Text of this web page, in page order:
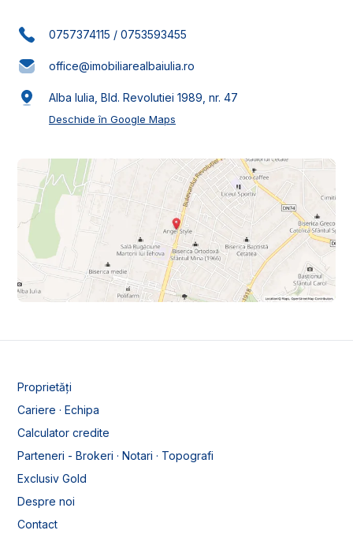
0757374115 / 0753593455
office@imobiliarealbaiulia.ro
Alba Iulia, Bld. Revolutiei 1989, nr. 47
Deschide în Google Maps
Proprietăți
Cariere · Echipa
Calculator credite
Parteneri - Brokeri · Notari · Topografi
Exclusiv Gold
Despre noi
Contact